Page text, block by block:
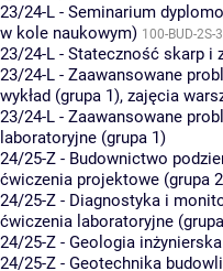
23/24-L - Seminarium
w kole naukowym) 100-BUD-2S-
23/24-L - Stateczność skarp i
23/24-L - Zaawansowane
wykład (grupa 1), zajęcia
23/24-L - Zaawansowane
laboratoryjne (grupa 1)
24/25-Z - Budownictwo
ćwiczenia projektowe (grupa
24/25-Z - Diagnostyka i
ćwiczenia laboratoryjne
24/25-Z - Geologia inżynierska
24/25-Z - Geotechnika